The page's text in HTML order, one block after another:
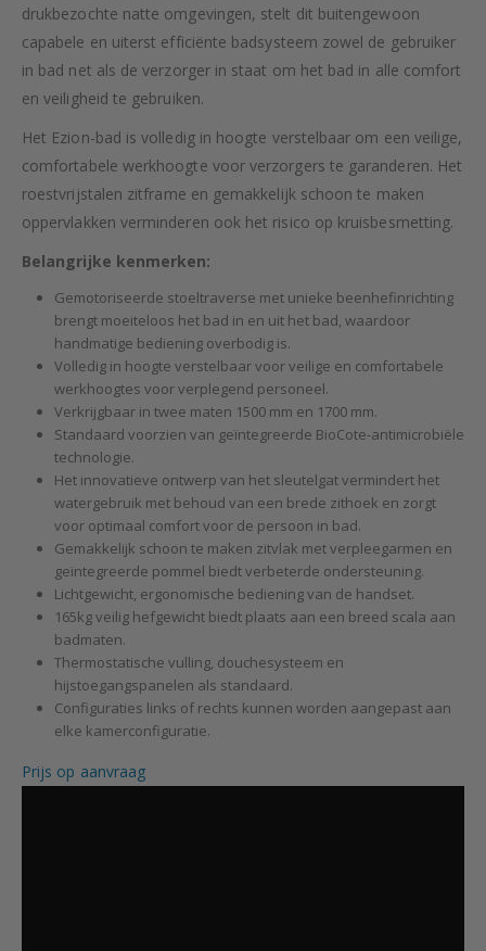
drukbezochte natte omgevingen, stelt dit buitengewoon
capabele en uiterst efficiënte badsysteem zowel de gebruiker
in bad net als de verzorger in staat om het bad in alle comfort
en veiligheid te gebruiken.
Het Ezion-bad is volledig in hoogte verstelbaar om een veilige,
comfortabele werkhoogte voor verzorgers te garanderen. Het
roestvrijstalen zitframe en gemakkelijk schoon te maken
oppervlakken verminderen ook het risico op kruisbesmetting.
Belangrijke kenmerken:
Gemotoriseerde stoeltraverse met unieke beenhefinrichting
brengt moeiteloos het bad in en uit het bad, waardoor
handmatige bediening overbodig is.
Volledig in hoogte verstelbaar voor veilige en comfortabele
werkhoogtes voor verplegend personeel.
Verkrijgbaar in twee maten 1500 mm en 1700 mm.
Standaard voorzien van geïntegreerde BioCote-antimicrobiële
technologie.
Het innovatieve ontwerp van het sleutelgat vermindert het
watergebruik met behoud van een brede zithoek en zorgt
voor optimaal comfort voor de persoon in bad.
Gemakkelijk schoon te maken zitvlak met verpleegarmen en
geïntegreerde pommel biedt verbeterde ondersteuning.
Lichtgewicht, ergonomische bediening van de handset.
165kg veilig hefgewicht biedt plaats aan een breed scala aan
badmaten.
Thermostatische vulling, douchesysteem en
hijstoegangspanelen als standaard.
Configuraties links of rechts kunnen worden aangepast aan
elke kamerconfiguratie.
Prijs op aanvraag